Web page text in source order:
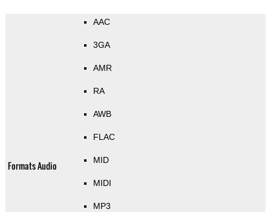
Formats Audio
AAC
3GA
AMR
RA
AWB
FLAC
MID
MIDI
MP3